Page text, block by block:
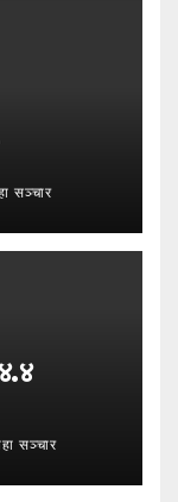
सञ्चार
सञ्चार